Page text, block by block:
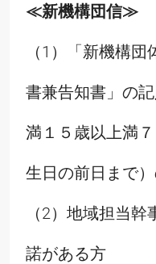
≪新機構団信≫
（1）「新機構
書兼告知書」の記
満１５歳以上満
生日の前日まで
（2）地域担当
諾がある方